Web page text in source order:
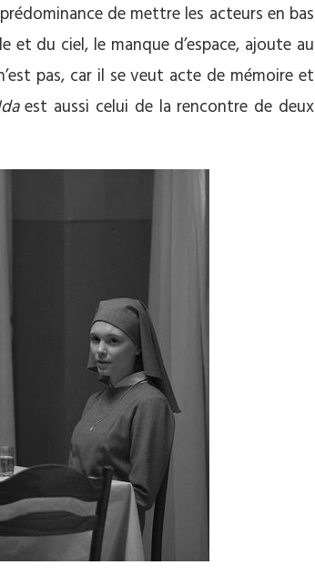
de mettre les acteurs en bas
et du ciel, le manque d’espace, ajoute au
pas, car il se veut acte de mémoire et
est aussi celui de la rencontre de deux